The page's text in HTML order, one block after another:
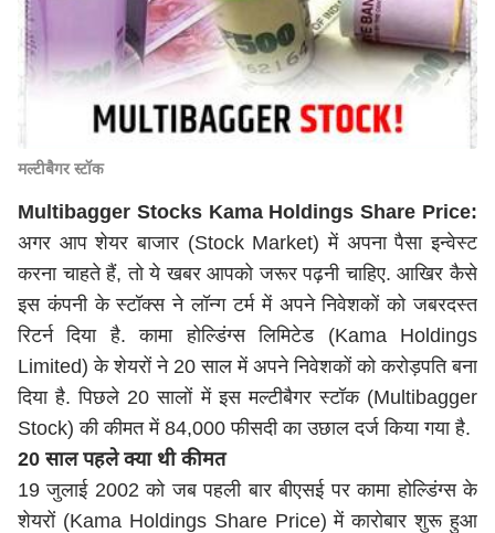
मल्टीबैगर स्टॉक
Multibagger Stocks Kama Holdings Share Price:
अगर आप शेयर बाजार (Stock Market) में अपना पैसा इन्वेस्ट
करना चाहते हैं, तो ये खबर आपको जरूर पढ़नी चाहिए. आखिर कैसे
इस कंपनी के स्‍टॉक्‍स ने लॉन्‍ग टर्म में अपने निवेशकों को जबरदस्त
रिटर्न दिया है. कामा होल्डिंग्‍स लिमिटेड (Kama Holdings
Limited) के शेयरों ने 20 साल में अपने निवेशकों को करोड़पति बना
दिया है. पिछले 20 सालों में इस मल्‍टीबैगर स्‍टॉक (Multibagger
Stock) की कीमत में 84,000 फीसदी का उछाल दर्ज किया गया है.
20 साल पहले क्या थी कीमत
19 जुलाई 2002 को जब पहली बार बीएसई पर कामा होल्डिंग्स के
शेयरों (Kama Holdings Share Price) में कारोबार शुरू हुआ